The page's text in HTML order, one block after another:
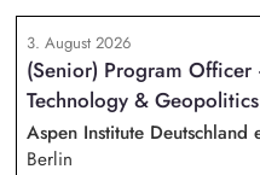
3. August 2026
(Senior) Program Officer
Technology & Geopolitics
Aspen Institute Deutschland
Berlin